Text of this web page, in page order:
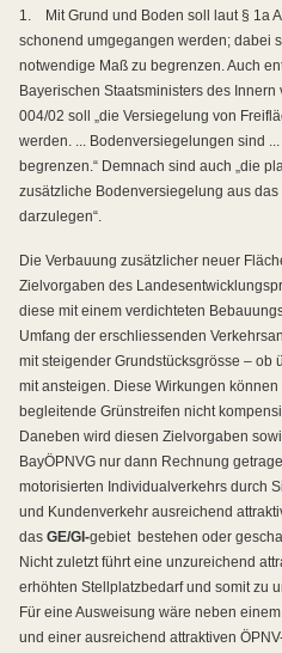
1.
Mit Grund und Boden soll laut § 1a
schonend umgegangen werden; dabei
notwendige Maß zu begrenzen. Auch
Bayerischen Staatsministers des
004/02 soll „die Versiegelung von
werden. ... Bodenversiegelungen sind
begrenzen.“ Demnach sind auch „die
zusätzliche Bodenversiegelung aus
darzulegen“.
Die Verbauung zusätzlicher neuer
Zielvorgaben des
diese mit einem verdichteten
Umfang der erschliessenden
mit steigender Grundstücksgrösse – ob
mit ansteigen. Diese Wirkungen
begleitende Grünstreifen nicht
Daneben wird diesen Zielvorgaben
BayÖPNVG nur dann Rechnung
motorisierten Individualverkehrs durch
und Kundenverkehr ausreichend
das GE/GI-gebiet bestehen oder
Nicht zuletzt führt eine unzureichend
erhöhten Stellplatzbedarf und somit zu
Für eine Ausweisung wäre neben
und einer ausreichend attraktiven